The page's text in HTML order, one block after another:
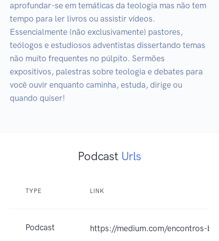
aprofundar-se em temáticas da teologia mas não tem
tempo para ler livros ou assistir vídeos.
Essencialmente (não exclusivamente) pastores,
teólogos e estudiosos adventistas dissertando temas
não muito frequentes no púlpito. Sermões
expositivos, palestras sobre teologia e debates para
você ouvir enquanto caminha, estuda, dirige ou
quando quiser!
Podcast Urls
TYPE LINK
Podcast https://medium.com/encontros-